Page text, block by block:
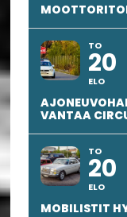
TO
20
ELO
VANTAA
TO
20
ELO
MOBILISTIT